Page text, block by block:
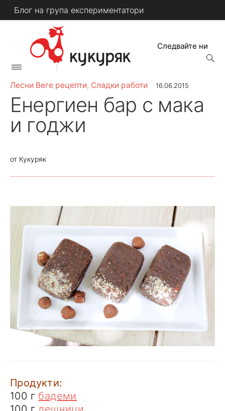
Skip
to
Блог на група експериментатори
Primary
КУКУРЯК
Следвайте ни
open
Лесни Веге рецепти, Сладки работи 16.06.2015
Енергиен бар с мака
и годжи
от Кукуряк
Продукти:
100 г бадеми